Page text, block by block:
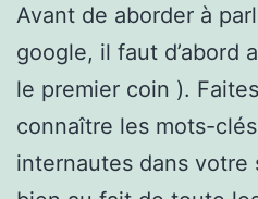
Avant de aborder à
google, il faut d’abord
le premier coin ).
connaître les mots-
internautes dans votre